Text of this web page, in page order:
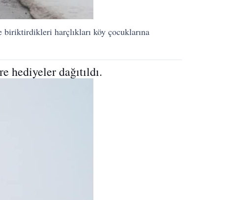
biriktirdikleri harçlıkları köy çocuklarına
hediyeler dağıtıldı.